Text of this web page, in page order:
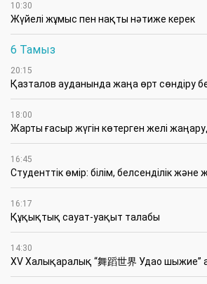
10:30
Жүйелі жұмыс пен нақты нәтиже керек
6 Тамыз
20:15
Қазталов ауданында жаңа өрт сөндіру
18:00
Жарты ғасыр жүгін көтерген желі
16:45
Студенттік өмір: білім, белсенділік және
16:17
Құқықтық сауат-уақыт талабы
14:30
XV Халықаралық “舞蹈世界 Удао шыжие”